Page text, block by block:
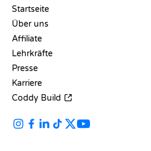
Startseite
Über uns
Affiliate
Lehrkräfte
Presse
Karriere
Coddy Build